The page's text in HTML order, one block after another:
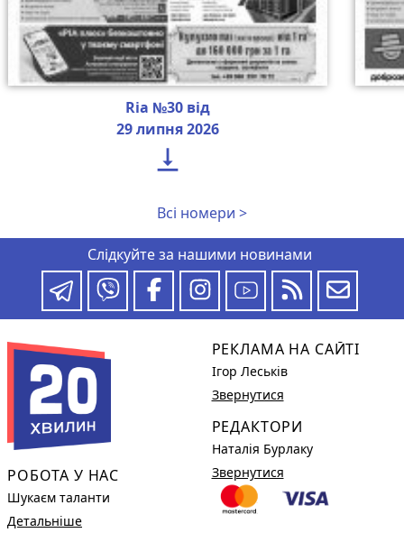
Ria №30 від
29 липня 2026

Всі номери >
Слідкуйте за нашими новинами
РОБОТА У НАС
Шукаєм таланти
Детальніше
РЕКЛАМА НА САЙТІ
Ігор Леськів
Звернутися
РЕДАКТОРИ
Наталія Бурлаку
Звернутися